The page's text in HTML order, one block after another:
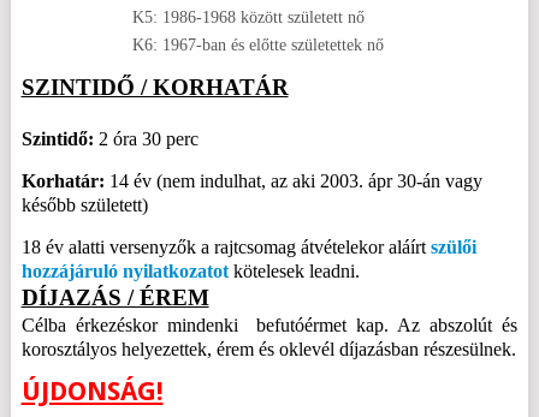
K5: 1986-1968 között született nő
K6: 1967-ban és előtte születettek nő
SZINTIDŐ / KORHATÁR
Szintidő: 2 óra 30 perc
Korhatár: 14 év (nem indulhat, az aki 2003. ápr 30-án vagy
később született)
18 év alatti versenyzők a rajtcsomag átvételekor aláírt szülői
hozzájáruló nyilatkozatotkötelesek leadni.
DÍJAZÁS / ÉREM
Célba érkezéskor mindenki befutóérmet kap. Az abszolút és
korosztályos helyezettek, érem és oklevél díjazásban részesülnek.
ÚJDONSÁG!